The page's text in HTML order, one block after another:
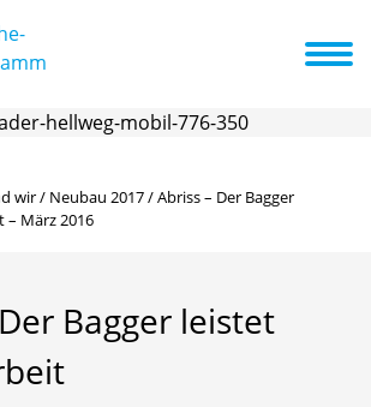
Aktuelles + Termine
wir/ Neubau 2017/Abriss – Der Bagger
– März 2016
Der Bagger leistet